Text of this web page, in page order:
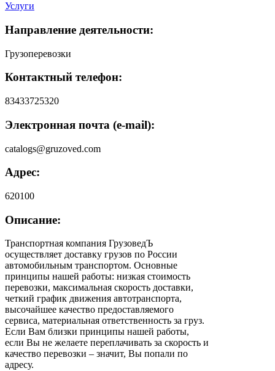
Услуги
Направление деятельности:
Грузоперевозки
Контактный телефон:
83433725320
Электронная почта (e-mail):
catalogs@gruzoved.com
Адрес:
620100
Описание:
Транспортная компания ГрузоведЪ
осуществляет доставку грузов по России
автомобильным транспортом. Основные
принципы нашей работы: низкая стоимость
перевозки, максимальная скорость доставки,
четкий график движения автотранспорта,
высочайшее качество предоставляемого
сервиса, материальная ответственность за груз.
Если Вам близки принципы нашей работы,
если Вы не желаете переплачивать за скорость и
качество перевозки – значит, Вы попали по
адресу.